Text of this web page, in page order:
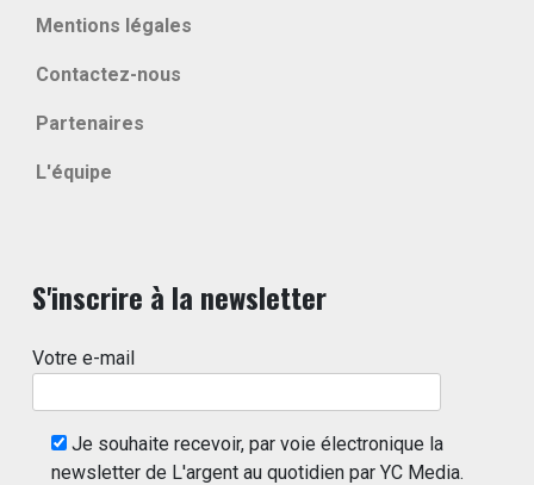
Mentions légales
Contactez-nous
Partenaires
L'équipe
S'inscrire à la newsletter
Votre e-mail
Je souhaite recevoir, par voie électronique la
newsletter de L'argent au quotidien par YC Media.